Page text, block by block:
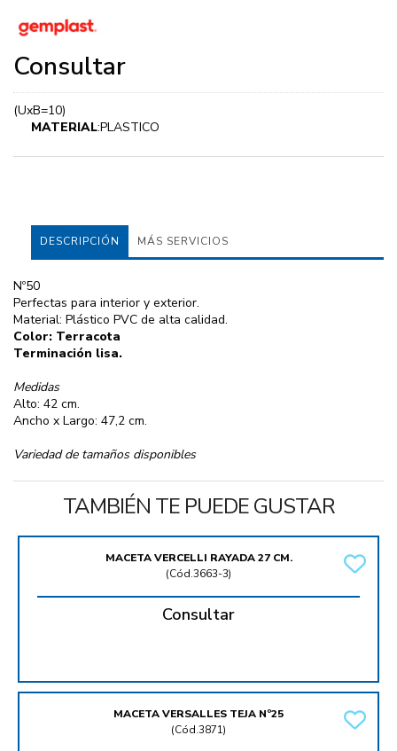
Consultar
(UxB=10)
MATERIAL:PLASTICO
DESCRIPCIÓN MÁS SERVICIOS
Nº50
Perfectas para interior y exterior.
Material: Plástico PVC de alta calidad.
Color: Terracota
Terminación lisa.
Medidas
Alto: 42 cm.
Ancho x Largo: 47,2 cm.
Variedad de tamaños disponibles
TAMBIÉN TE PUEDE GUSTAR
MACETA VERCELLI RAYADA 27 CM.
(Cód.3663-3)
Consultar
MACETA VERSALLES TEJA Nº25
(Cód.3871)